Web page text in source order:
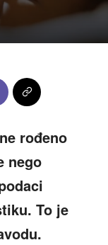
rođeno
nego
To je